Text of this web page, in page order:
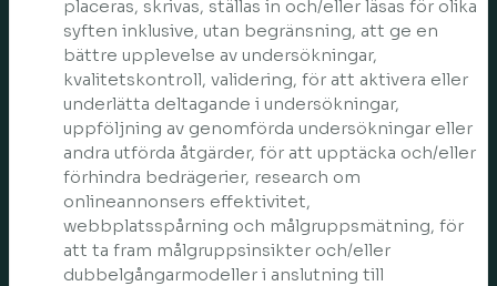
placeras, skrivas, ställas in och/eller läsas för olika
syften inklusive, utan begränsning, att ge en
bättre upplevelse av undersökningar,
kvalitetskontroll, validering, för att aktivera eller
underlätta deltagande i undersökningar,
uppföljning av genomförda undersökningar eller
andra utförda åtgärder, för att upptäcka och/eller
förhindra bedrägerier, research om
onlineannonsers effektivitet,
webbplatsspårning och målgruppsmätning, för
att ta fram målgruppsinsikter och/eller
dubbelgångarmodeller i anslutning till